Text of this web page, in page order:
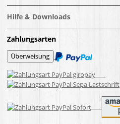
Hilfe & Downloads
Zahlungsarten